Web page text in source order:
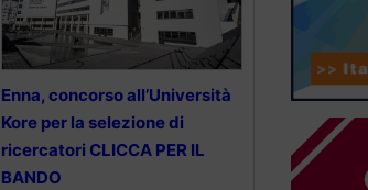
Enna, concorso all’Università
Kore per la selezione di
ricercatori CLICCA PER IL
BANDO